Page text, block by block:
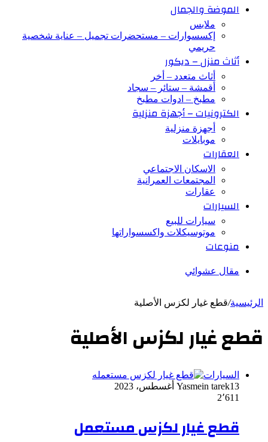
الموضة والجمال
ملابس
إكسسوارات – مستحضرات تجميل – عناية شخصية
حريمي
أثاث منزل – ديكور
أثاث متعدد – أخر
أقمشة – ستائر – سجاد
مطبخ – ادوات مطبخ
الكترونيات – أجهزة منزلية
أجهزة منزلية
موبايلات
العقارات
الاسكان الاجتماعي
المجتمعات العمرانية
عقارات
السيارات
سيارات للبيع
موتوسيكلات واكسسواراتها
منوعات
مقال عشوائي
الرئيسية/قطع غيار لكزس الأصلية
قطع غيار لكزس الأصلية
السيارات
Yasmein tarek13 أغسطس، 2023
2٬611
قطع غيار لكزس مستعمل